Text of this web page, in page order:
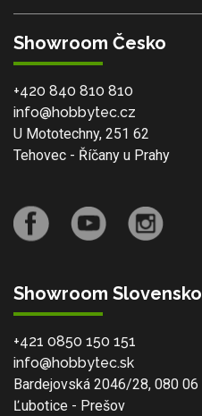
Showroom Česko
+420 840 810 810
info@hobbytec.cz
U Mototechny, 251 62
Tehovec - Říčany u Prahy
Showroom Slovensko
+421 0850 150 151
info@hobbytec.sk
Bardejovská 2046/28, 080 06
Ľubotice - Prešov